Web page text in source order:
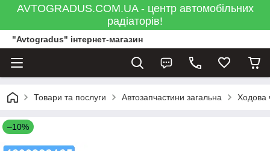
AVTOGRADUS.COM.UA - центр автомобільних
радіаторів!
"Avtogradus" інтернет-магазин
Товари та послуги Автозапчастини загальна Ходова
–10%